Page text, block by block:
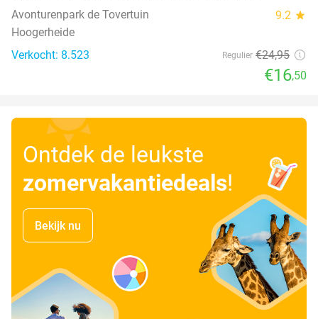
Avonturenpark de Tovertuin 9.2 star
Hoogerheide
Verkocht: 8.523
Regulier €24,95
€16,50
Ontdek de leukste
zomervakantiedeals!
Bekijk nu